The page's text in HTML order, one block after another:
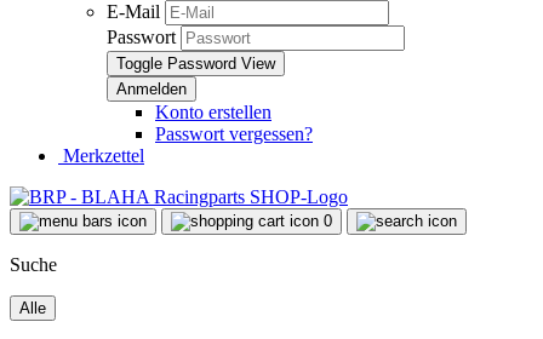
E-Mail
Passwort
Toggle Password View
Konto erstellen
Passwort vergessen?
Merkzettel
0
Suche
Alle